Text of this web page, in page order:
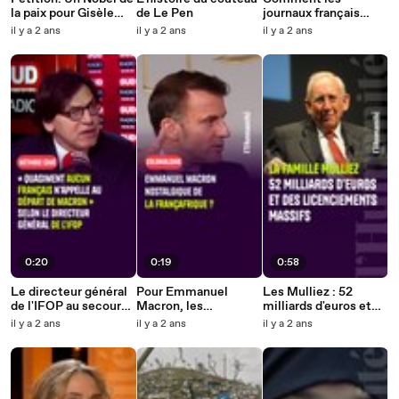
la paix pour Gisèle
Pelicot ?
il y a 2 ans
0:20
Le directeur général
de l'IFOP au secours
de Macron
il y a 2 ans
de Le Pen
il y a 2 ans
0:19
Pour Emmanuel
Macron, les
gouvernements
de nous dire merci"
il y a 2 ans
journaux français
couvrent la guerre à
il y a 2 ans
0:58
Les Mulliez : 52
milliards d'euros et
des licenciements
il y a 2 ans